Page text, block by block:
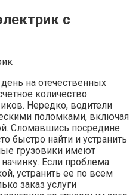
с
на отечественных
количество
Нередко, водители
поломками, включая
Сломавшись посредине
быстро найти и устранить
грузовики имеют
Если проблема
устранить ее по всем
заказ услуги